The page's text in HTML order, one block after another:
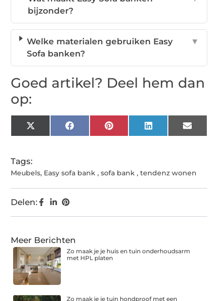
bijzonder?
Welke materialen gebruiken Easy
Sofa banken?
▼
Goed artikel? Deel hem dan
op:
X
(Twitter)
FacebookPinterestLinkedIn Email
Tags:
Meubels, Easy sofa bank ,sofa bank ,tendenz wonen
Delen:
Meer Berichten
Zo maak je je huis en tuin onderhoudsarm
met HPL platen
Zo maak je je tuin hondproof met een